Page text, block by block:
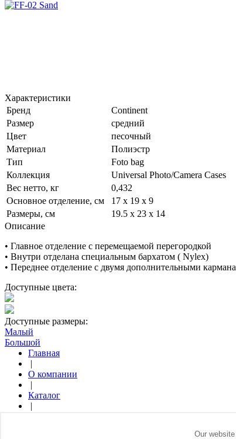
Характеристики
Бренд
Continent
Размер
средний
Цвет
песочный
Материал
Полиэстр
Тип
Foto bag
Коллекция
Universal Photo/Camera Cases
Вес нетто, кг
0,432
Основное отделение, см
17 x 19 x 9
Размеры, см
19.5 x 23 x 14
Описание
• Главное отделение с перемещаемой перегородкой
• Внутри отделана специальным бархатом ( Nylex)
• Переднее отделение с двумя дополнительными
Доступные цвета:
Доступные размеры:
Малый
Большой
Главная
|
О компании
|
Каталог
|
Our